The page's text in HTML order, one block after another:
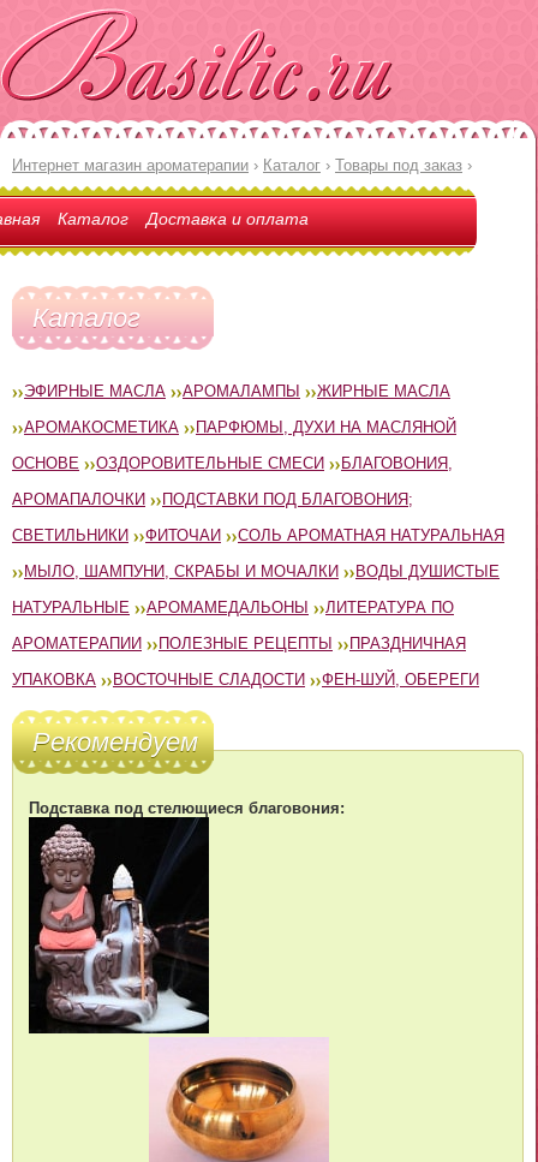
Интернет магазин ароматерапии › Каталог › Товары под заказ ›
Каталог Доставка и оплата
Каталог
ЭФИРНЫЕ МАСЛА АРОМАЛАМПЫ
ЖИРНЫЕ МАСЛА
АРОМАКОСМЕТИКА
ПАРФЮМЫ, ДУХИ НА МАСЛЯНОЙ
ОСНОВЕ
ОЗДОРОВИТЕЛЬНЫЕ СМЕСИ
БЛАГОВОНИЯ,
АРОМАПАЛОЧКИ
ПОДСТАВКИ ПОД БЛАГОВОНИЯ;
СВЕТИЛЬНИКИ
ФИТОЧАИ
СОЛЬ АРОМАТНАЯ НАТУРАЛЬНАЯ
МЫЛО, ШАМПУНИ, СКРАБЫ И МОЧАЛКИ
ВОДЫ ДУШИСТЫЕ
НАТУРАЛЬНЫЕ
АРОМАМЕДАЛЬОНЫ
ЛИТЕРАТУРА ПО
АРОМАТЕРАПИИ
ПОЛЕЗНЫЕ РЕЦЕПТЫ
ПРАЗДНИЧНАЯ
УПАКОВКА
ВОСТОЧНЫЕ СЛАДОСТИ ФЕН-ШУЙ, ОБЕРЕГИ
Рекомендуем
Подставка под стелющиеся благовония: